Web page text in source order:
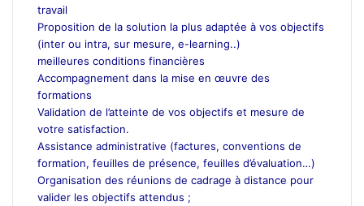
travail
Proposition de la solution la plus adaptée à vos objectifs
(inter ou intra, sur mesure, e-learning..)
meilleures conditions financières
Accompagnement dans la mise en œuvre des
formations
Validation de l’atteinte de vos objectifs et mesure de
votre satisfaction.
Assistance administrative (factures, conventions de
formation, feuilles de présence, feuilles d’évaluation…)
Organisation des réunions de cadrage à distance pour
valider les objectifs attendus ;